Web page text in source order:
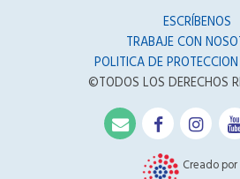
ESCRÍBENOS
TRABAJE CON
POLITICA DE
©TODOS LOS DERECHOS
Creado por